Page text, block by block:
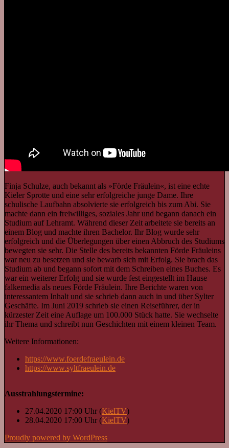
Finja Schulze, auch bekannt als »Förde Fräulein«, ist eine echte
Kieler Sprotte und eine sehr erfolgreiche junge Dame. Ihre
schulische Laufbahn absolvierte sie erfolgreich bis zum Abi. Sie
machte dann ein freiwilliges, soziales Jahr und begann danach ein
Studium auf Lehramt. Während dieser Zeit arbeitete sie bereits an
einem Blog und machte ihren Bachelor. Ihr Blog wurde sehr
erfolgreich und die Überlegungen über einen Abbruch des Studiums
bewegten sie sehr. Die Stelle des bereits bekannten Förde Fräuleins
war neu zu besetzen und sie bewarb sich mit Erfolg. Sie brach das
Studium ab und begann sofort mit dem Schreiben eines Buches. Es
war ein weiterer Erfolg und sie wurde fest eingestellt im Hause
falkemedia als neues Förde Fräulein. Ihre Berichte waren von
interessantem Inhalt und sie schrieb dann auch in und über Sylter
Geschäfte. Im Juni 2019 schrieb sie einen Reiseführer, der in
kürzester Zeit eine Auflage um 100.000 Stück hatte. Sie wechselte
ihr Thema und schreibt nun Geschichten mit einem kleinen Team.
Weitere Informationen:
https://www.foerdefraeulein.de
https://www.syltfraeulein.de
Ausstrahlungstermine:
27.04.2020 17:00 Uhr (KielTV)
28.04.2020 17:00 Uhr (KielTV)
Proudly powered by WordPress